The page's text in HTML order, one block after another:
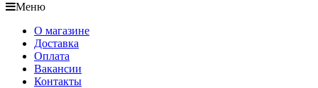
Меню
О магазине
Доставка
Оплата
Вакансии
Контакты